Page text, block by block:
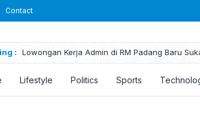
Contact
: Lowongan Kerja Admin di RM Padang Baru
Lifestyle Politics Sports